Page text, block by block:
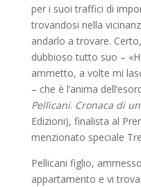
per i suoi traffici di
trovandosi nella
andarlo a trovare.
dubbioso tutto suo –
ammetto, a volte mi
– che è l’anima
Pellicani. Cronaca di
Edizioni), finalista al
menzionato speciale
Pellicani figlio,
appartamento e vi